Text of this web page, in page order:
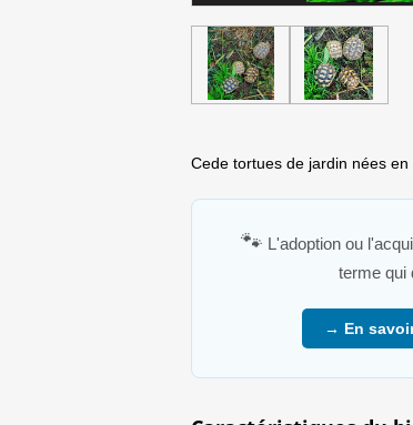
Cede tortues de jardin nées
🐾 L'adoption ou
terme qui
→ En